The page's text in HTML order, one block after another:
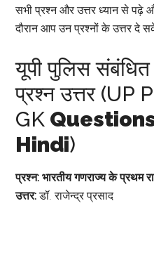
सभी प्रश्न और उत्तर ध्यान से पढ़े
दौरान आप उन प्रश्नों के उत्तर दे
यूपी पुलिस
प्रश्न उत्तर (UP
GK
Hindi)
प्रश्न: भारतीय गणराज्य के प्रथम
उत्तर:डॉ. राजेन्द्र प्रसाद